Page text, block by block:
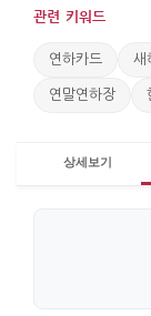
있어 별도의
친구에게 보
수 있습니다.
가로 :
관련 키워드
연하카드 새
연말연하장
상세보기